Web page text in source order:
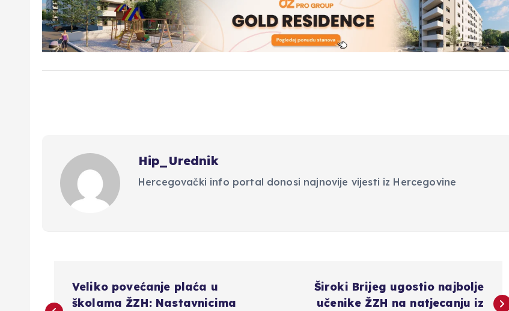
Hip_Urednik
Hercegovački info portal donosi najnovije vijesti iz Hercegovine
Veliko povećanje plaća u
školama ŽZH: Nastavnicima
Široki Brijeg ugostio najbolje
učenike ŽZH na natjecanju iz